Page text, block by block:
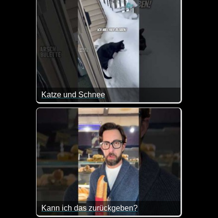
Katze und Schnee
Im ersten Moment noch ganz begeistert, aber
Kann ich das zurückgeben?